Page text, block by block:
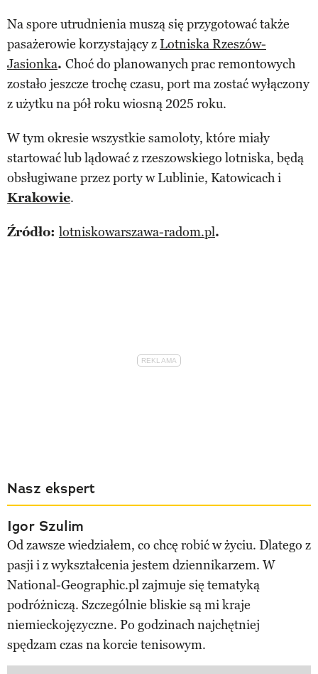
Na spore utrudnienia muszą się przygotować także
pasażerowie korzystający z Lotniska Rzeszów-
Jasionka. Choć do planowanych prac remontowych
zostało jeszcze trochę czasu, port ma zostać wyłączony
z użytku na pół roku wiosną 2025 roku.
W tym okresie wszystkie samoloty, które miały
startować lub lądować z rzeszowskiego lotniska, będą
obsługiwane przez porty w Lublinie, Katowicach i
Krakowie.
Źródło: lotniskowarszawa-radom.pl.
Nasz ekspert
Igor Szulim
Od zawsze wiedziałem, co chcę robić w życiu. Dlatego z
pasji i z wykształcenia jestem dziennikarzem. W
National-Geographic.pl zajmuje się tematyką
podróżniczą. Szczególnie bliskie są mi kraje
niemieckojęzyczne. Po godzinach najchętniej
spędzam czas na korcie tenisowym.